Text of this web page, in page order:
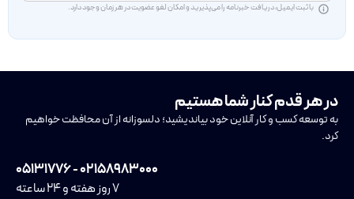
با ثبت ایمیل، دریافت خبرنامه را می‌پذیرید و امکان لغو عضویت در هر زمان وجود دارد.
در هر قدم کنار شما هستیم
به توسعه کسب و کار آنلاین خود بیاندیشید؛ دلسوزانه از آن محافظت خواهیم
کرد.
۰۲۱۵۸۹۸۳۰۰۰ - ۰۵۱۳۱۷۷۶
۷ روز هفته و ۲۴ ساعته